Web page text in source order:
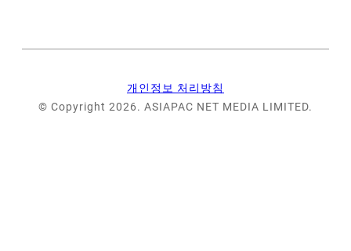
개인정보 처리방침
© Copyright 2026. ASIAPAC NET MEDIA LIMITED.